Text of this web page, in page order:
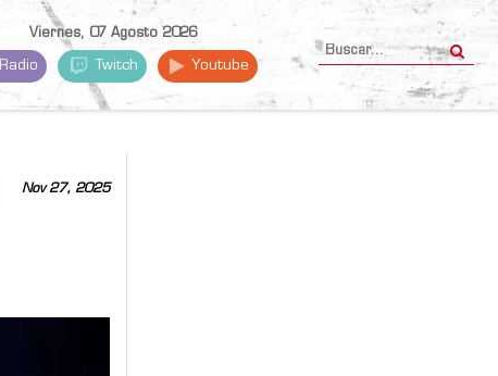
Viernes, 07 Agosto 2026
Radio Twitch Youtube
Nov 27, 2025